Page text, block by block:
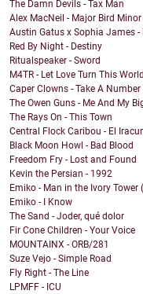
The Damn Devils - Tax Man
Alex MacNeil - Major Bird Minor
Austin Gatus x Sophia James -
Red By Night - Destiny
Ritualspeaker - Sword
M4TR - Let Love Turn This
Caper Clowns - Take A
The Owen Guns - Me And My
The Rays On - This Town
Central Flock Caribou - El
Black Moon Howl - Bad Blood
Freedom Fry - Lost and Found
Kevin the Persian - 1992
Emiko - Man in the Ivory Tower
Emiko - I Know
The Sand - Joder, qué dolor
Fir Cone Children - Your Voice
MOUNTAINX - ORB/281
Suze Vejo - Simple Road
Fly Right - The Line
LPMFF - ICU